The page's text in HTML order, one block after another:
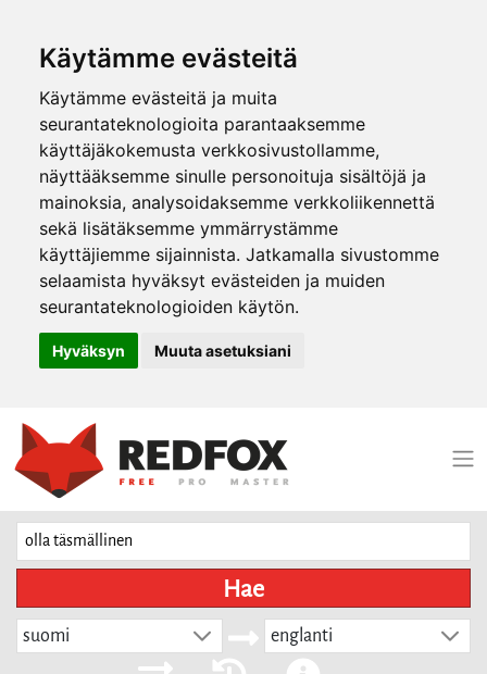
Käytämme evästeitä
Käytämme evästeitä ja muita
seurantateknologioita parantaaksemme
käyttäjäkokemusta verkkosivustollamme,
näyttääksemme sinulle personoituja sisältöjä ja
mainoksia, analysoidaksemme verkkoliikennettä
sekä lisätäksemme ymmärrystämme
käyttäjiemme sijainnista. Jatkamalla sivustomme
selaamista hyväksyt evästeiden ja muiden
seurantateknologioiden käytön.
Hyväksyn Muuta asetuksiani
Hae
suomi englanti